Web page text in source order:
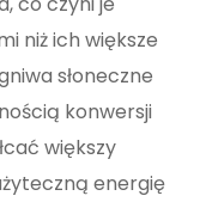
niż ich większe
słoneczne
konwersji
większy
energię